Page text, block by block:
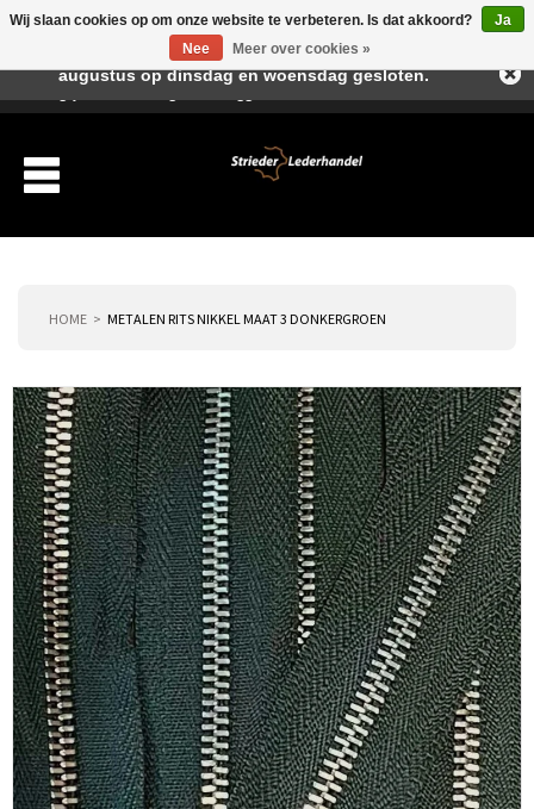
Producten
Over ons
Verzending
Aanbiedingen
Merken
HOME METALEN RITS NIKKEL MAAT 3 DONKERGROEN
Wij slaan cookies op om onze website te verbeteren. Is dat akkoord?
Ja
Nee
Meer over cookies »
Beste klant, I.v.m. de vakantieperiode zijn wij in juli en
augustus op dinsdag en woensdag gesloten.